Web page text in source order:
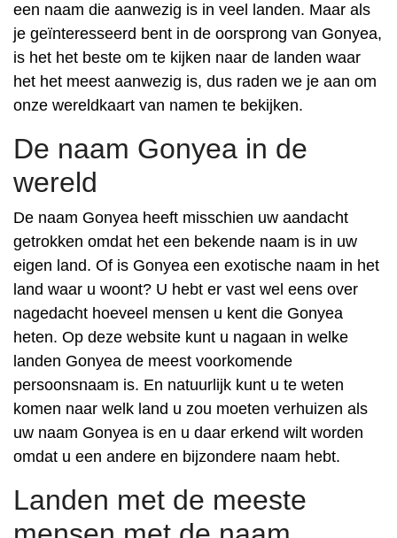
een naam die aanwezig is in veel landen. Maar als
je geïnteresseerd bent in de oorsprong van Gonyea,
is het het beste om te kijken naar de landen waar
het het meest aanwezig is, dus raden we je aan om
onze wereldkaart van namen te bekijken.
De naam Gonyea in de
wereld
De naam Gonyea heeft misschien uw aandacht
getrokken omdat het een bekende naam is in uw
eigen land. Of is Gonyea een exotische naam in het
land waar u woont? U hebt er vast wel eens over
nagedacht hoeveel mensen u kent die Gonyea
heten. Op deze website kunt u nagaan in welke
landen Gonyea de meest voorkomende
persoonsnaam is. En natuurlijk kunt u te weten
komen naar welk land u zou moeten verhuizen als
uw naam Gonyea is en u daar erkend wilt worden
omdat u een andere en bijzondere naam hebt.
Landen met de meeste